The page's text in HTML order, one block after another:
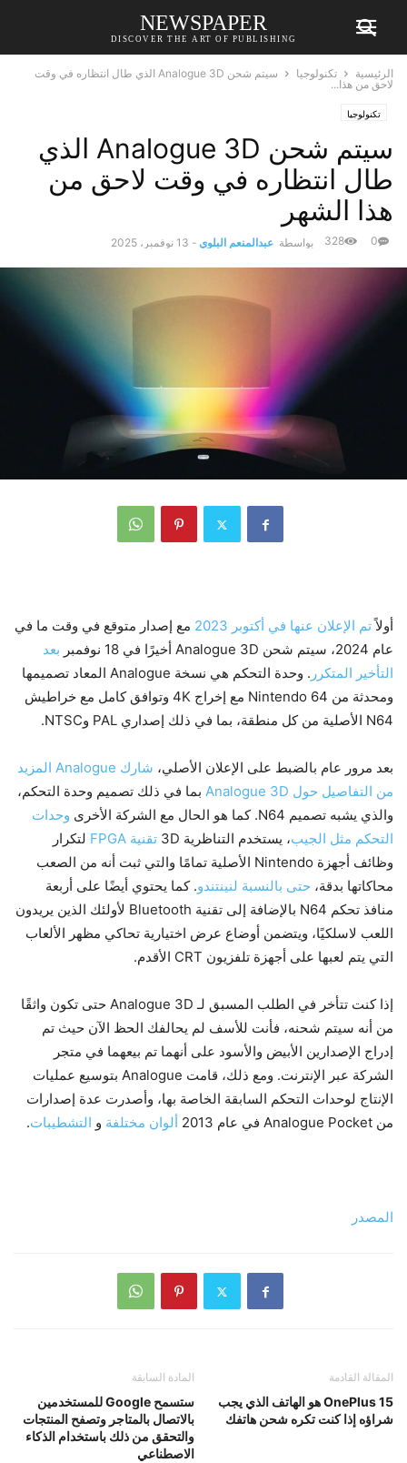
NEWSPAPER
DISCOVER THE ART OF PUBLISHING
الرئيسية تكنولوجيا
سيتم شحن Analogue 3D الذي طال انتظاره في وقت
لاحق من هذا...
تكنولوجيا
سيتم شحن Analogue 3D الذي
طال انتظاره في وقت لاحق من
هذا الشهر
بواسطة عبدالمنعم البلوي - 13 نوفمبر، 2025 0
328
أولاًتم الإعلان عنها في أكتوبر 2023
مع إصدار متوقع في وقت ما في
عام 2024، سيتم شحن Analogue 3D أخيرًا في 18 نوفمبر
بعد
التأخير المتكرر
. وحدة التحكم هي نسخة Analogue المعاد تصميمها
ومحدثة من Nintendo 64 مع إخراج 4K وتوافق كامل مع خراطيش
N64 الأصلية من كل منطقة، بما في ذلك إصداري PAL وNTSC.
بعد مرور عام بالضبط على الإعلان الأصلي،
شارك Analogue المزيد
من التفاصيل حول Analogue 3D
بما في ذلك تصميم وحدة التحكم،
والذي يشبه تصميم N64. كما هو الحال مع الشركة الأخرى
وحدات
التحكم مثل الجيب، يستخدم التناظرية 3D تقنية FPGA
لتكرار
وظائف أجهزة Nintendo الأصلية تمامًا والتي ثبت أنه من الصعب
محاكاتها بدقة، حتى بالنسبة لنينتندو. كما يحتوي أيضًا على أربعة
منافذ تحكم N64 بالإضافة إلى تقنية Bluetooth لأولئك الذين يريدون
اللعب لاسلكيًا، ويتضمن أوضاع عرض اختيارية تحاكي مظهر الألعاب
التي يتم لعبها على أجهزة تلفزيون CRT الأقدم.
إذا كنت تتأخر في الطلب المسبق لـ Analogue 3D حتى تكون واثقًا
من أنه سيتم شحنه، فأنت للأسف لم يحالفك الحظ الآن حيث تم
إدراج الإصدارين الأبيض والأسود على أنهما تم بيعهما في متجر
الشركة عبر الإنترنت. ومع ذلك، قامت Analogue بتوسيع عمليات
الإنتاج لوحدات التحكم السابقة الخاصة بها، وأصدرت عدة إصدارات
من Analogue Pocket في عام 2013
ألوان مختلفة و التشطيبات.
المصدر
المادة السابقة
ستسمح Google للمستخدمين
بالاتصال بالمتاجر وتصفح المنتجات
والتحقق من ذلك باستخدام الذكاء
الاصطناعي
المقالة القادمة
OnePlus 15 هو الهاتف الذي يجب
شراؤه إذا كنت تكره شحن هاتفك